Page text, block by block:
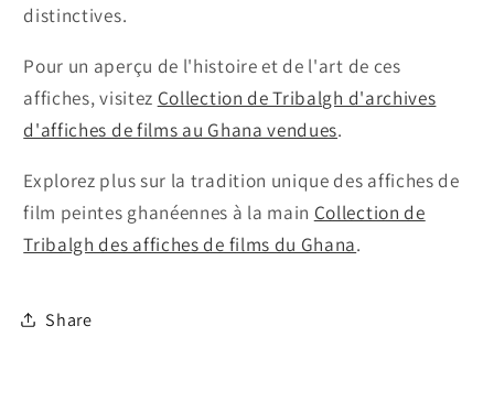
distinctives.
Pour un aperçu de l'histoire et de l'art de ces
affiches, visitez Collection de Tribalgh d'archives
d'affiches de films au Ghana vendues.
Explorez plus sur la tradition unique des affiches de
film peintes ghanéennes à la main Collection de
Tribalgh des affiches de films du Ghana.
Share